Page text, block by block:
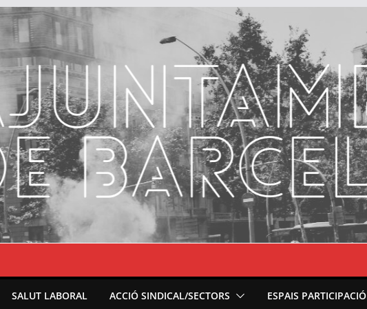
SALUT LABORAL ACCIÓ SINDICAL/SECTORS ESPAIS PARTICIPACIÓ